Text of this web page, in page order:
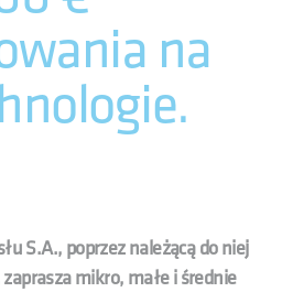
na
S.A., poprzez należącą do niej
mikro, małe i średnie